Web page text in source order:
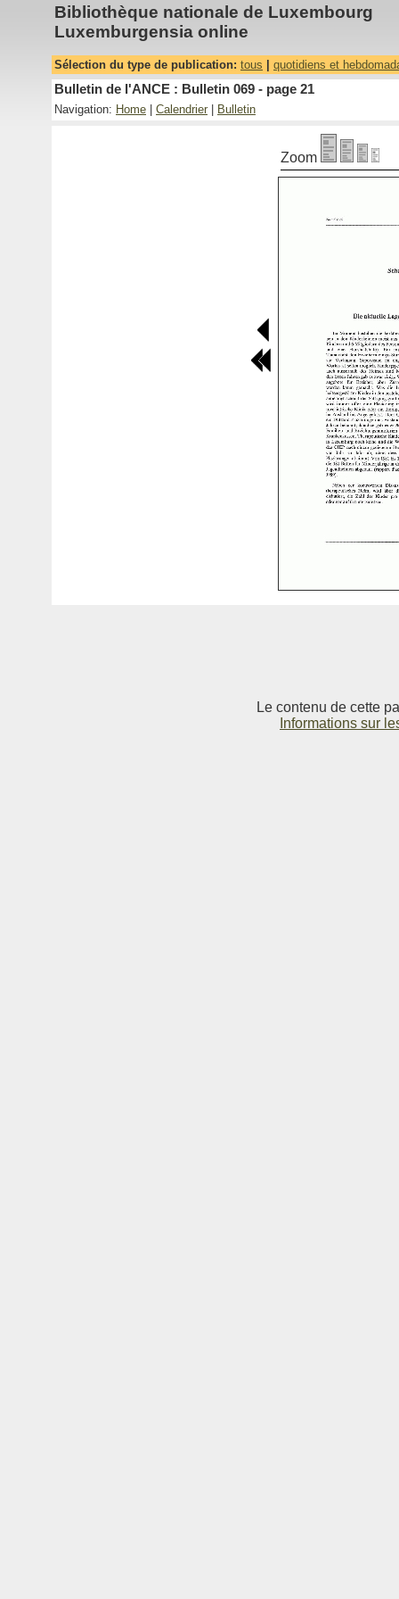
Bibliothèque nationale de Luxembourg
Luxemburgensia online
Sélection du type de publication: tous quotidiens et
Bulletin de l'ANCE : Bulletin 069 - page 21
Navigation: Home Calendrier Bulletin
Zoom
Le contenu de cette
Informations sur